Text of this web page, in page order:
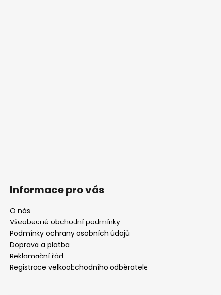
Informace pro vás
O nás
Všeobecné obchodní podmínky
Podmínky ochrany osobních údajů
Doprava a platba
Reklamační řád
Registrace velkoobchodního odběratele